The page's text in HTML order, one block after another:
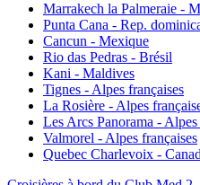
Marrakech la Palmeraie -
Punta Cana - Rep.
Cancun - Mexique
Rio das Pedras - Brésil
Kani - Maldives
Tignes - Alpes françaises
La Rosière - Alpes
Les Arcs Panorama - Alpes
Valmorel - Alpes françaises
Quebec Charlevoix -